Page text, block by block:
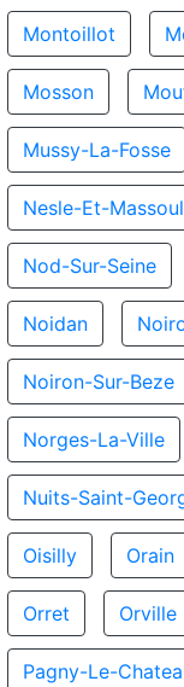
Montoillot
Mosson
Mussy-La-Fosse
Nesle-Et-
Nod-Sur-Seine
Noidan
Noiron-Sur-Beze
Norges-La-Ville
Nuits-Saint-
Oisilly Orain
Orret Orville
Pagny-Le-